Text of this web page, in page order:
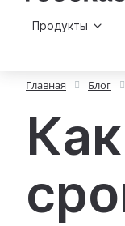
Продукты
Главная Блог